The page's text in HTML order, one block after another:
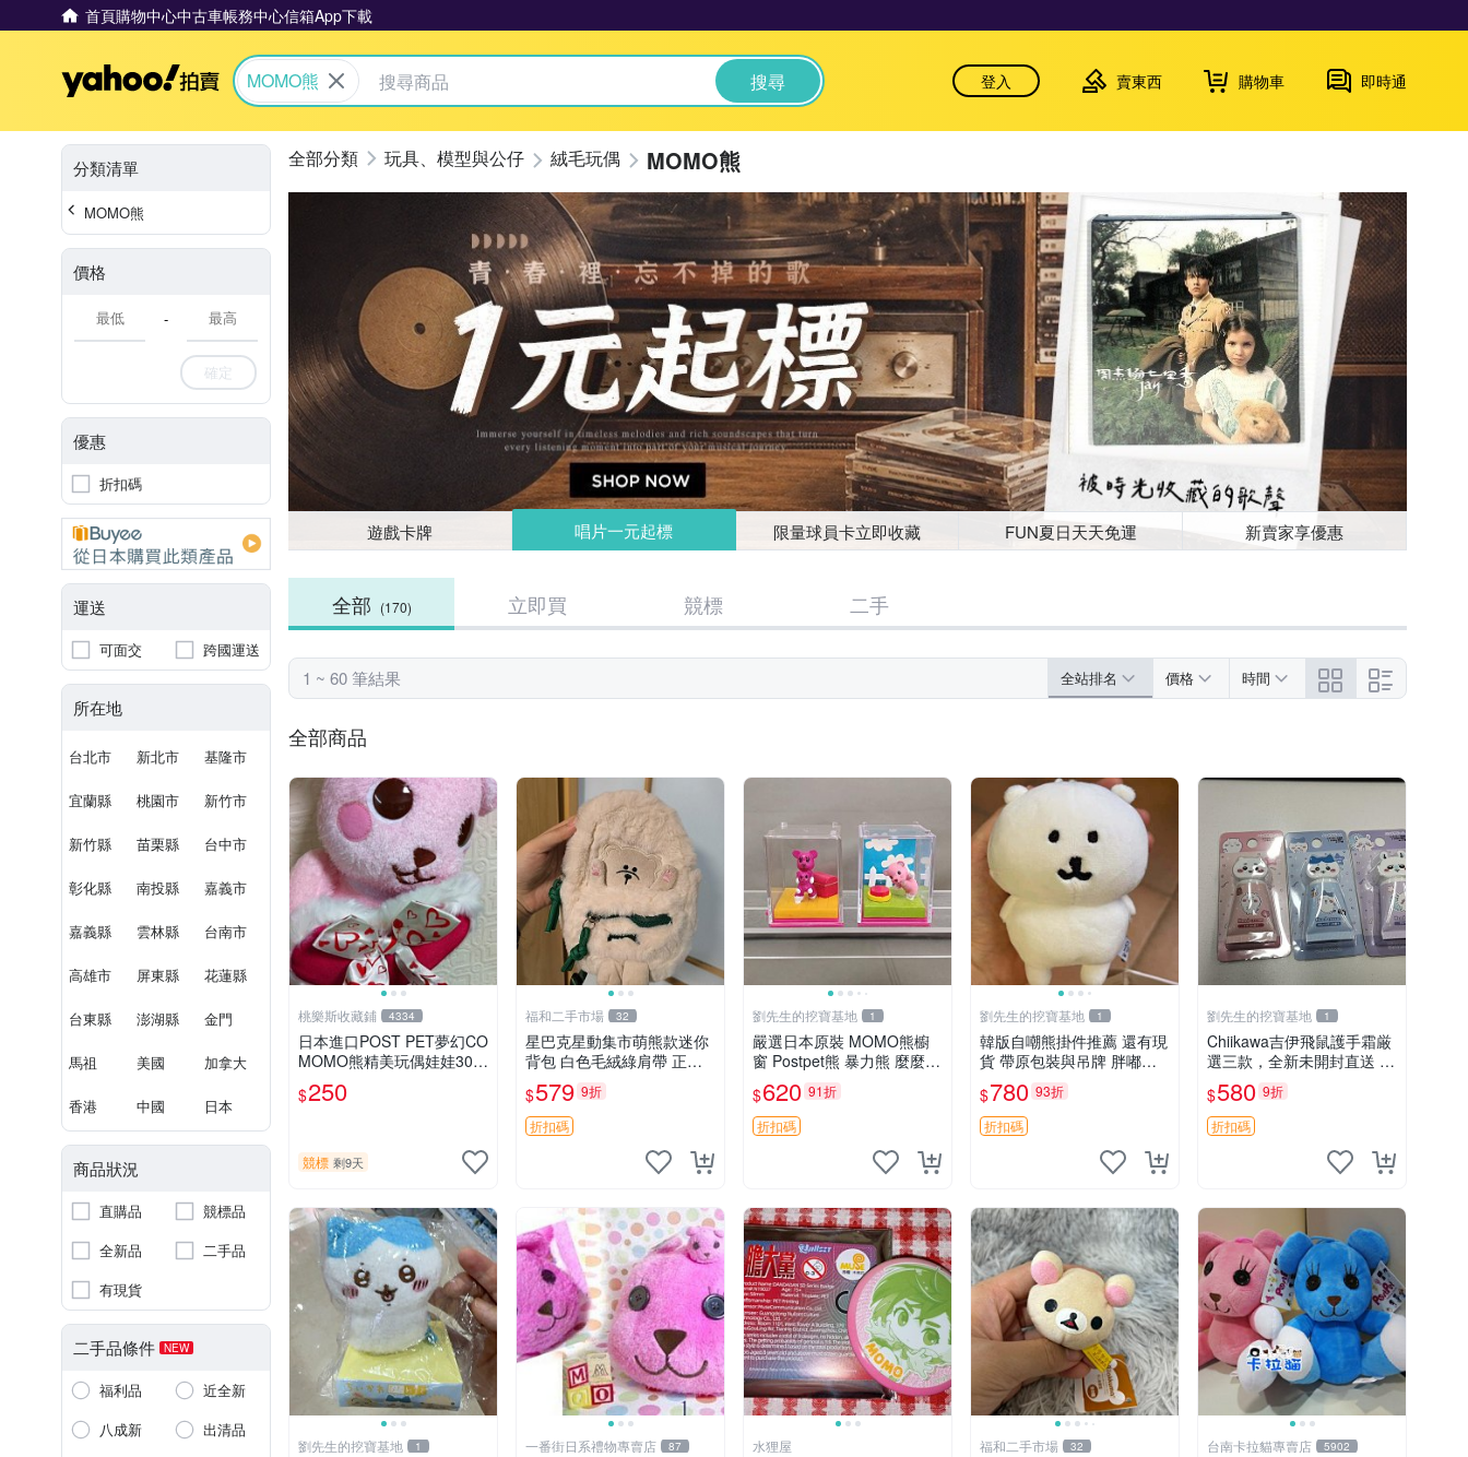
首頁購物中心中古車帳務中心信箱App下載
Yahoo拍賣
MOMO熊 搜尋 登入 賣東西 購物車 即時通
分類清單
MOMO熊
價格
-
確定
優惠
折扣碼
運送
可面交 跨國運送
所在地
台北市 新北市 基隆市
宜蘭縣 桃園市 新竹市
新竹縣 苗栗縣 台中市
彰化縣 南投縣 嘉義市
嘉義縣 雲林縣 台南市
高雄市 屏東縣 花蓮縣
台東縣 澎湖縣 金門
馬祖 美國 加拿大
香港 中國 日本
商品狀況
直購品
競標品
全新品
二手品
有現貨
二手品條件 NEW
福利品
近全新
八成新
出清品
玩具、模型與公仔 絨毛玩偶 MOMO熊
遊戲卡牌 唱片一元起標 限量球員卡立即收藏 FUN夏日天天免運 新賣家享優惠
全部 (170) 立即買 競標 二手
1 ~ 60 筆結果 全站排名 價格 時間
全部商品
桃樂斯收藏鋪 4334
日本進口POST PET夢幻CO
MOMO熊精美玩偶娃娃30c
m
$250
競標 剩9天
福和二手市場 32
星巴克星動集市萌熊款迷你
背包 白色毛絨綠肩帶 正式
限量版 新品 上市未拆封 尺
寸約20公分 超適合收藏 迷
你背包 毛絨玩具 背包配件
$579 9折
折扣碼
劉先生的挖寶基地 1
嚴選日本原裝 MOMO熊櫥
窗 Postpet熊 暴力熊 麼麼
熊，實物精緻收藏無損，二
手誠意出售 暴力熊 MOMO
熊 日本版 櫥趣熊熊偶
$620 91折
折扣碼
劉先生的挖寶基地 1
韓版自嘲熊掛件推薦 還有現
貨 帶原包裝與吊牌 胖嘟嘟
超可愛 毛絨手感佳 小熊掛
件 自嘲抱枕 小熊抱枕
$780 93折
折扣碼
劉先生的挖寶基地 1
Chiikawa吉伊飛鼠護手霜厳
選三款，全新未開封直送 飛
鼠 護手霜 吉伊三款 新貨
$580 9折
折扣碼
劉先生的挖寶基地 1 一番街日系禮物專賣店 87 水狸屋 福和二手市場 32 台南卡拉貓專賣店 5902